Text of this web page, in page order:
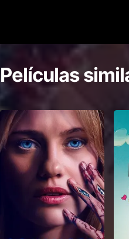
Películas